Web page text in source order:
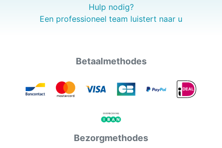
Hulp nodig?
Een professioneel team luistert naar u
Betaalmethodes
Bezorgmethodes